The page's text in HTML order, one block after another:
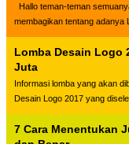
Hallo teman-teman
membagikan tentang adanya
Lomba Desain Logo
Juta
Informasi lomba yang akan
Desain Logo 2017 yang
7 Cara Menentukan